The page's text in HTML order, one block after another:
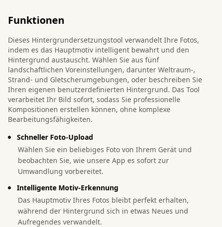
Funktionen
Dieses Hintergrundersetzungstool verwandelt Ihre Fotos,
indem es das Hauptmotiv intelligent bewahrt und den
Hintergrund austauscht. Wählen Sie aus fünf
landschaftlichen Voreinstellungen, darunter Weltraum-,
Strand- und Gletscherumgebungen, oder beschreiben Sie
Ihren eigenen benutzerdefinierten Hintergrund. Das Tool
verarbeitet Ihr Bild sofort, sodass Sie professionelle
Kompositionen erstellen können, ohne komplexe
Bearbeitungsfähigkeiten.
Schneller Foto-Upload
Wählen Sie ein beliebiges Foto von Ihrem Gerät und
beobachten Sie, wie unsere App es sofort zur
Umwandlung vorbereitet.
Intelligente Motiv-Erkennung
Das Hauptmotiv Ihres Fotos bleibt perfekt erhalten,
während der Hintergrund sich in etwas Neues und
Aufregendes verwandelt.